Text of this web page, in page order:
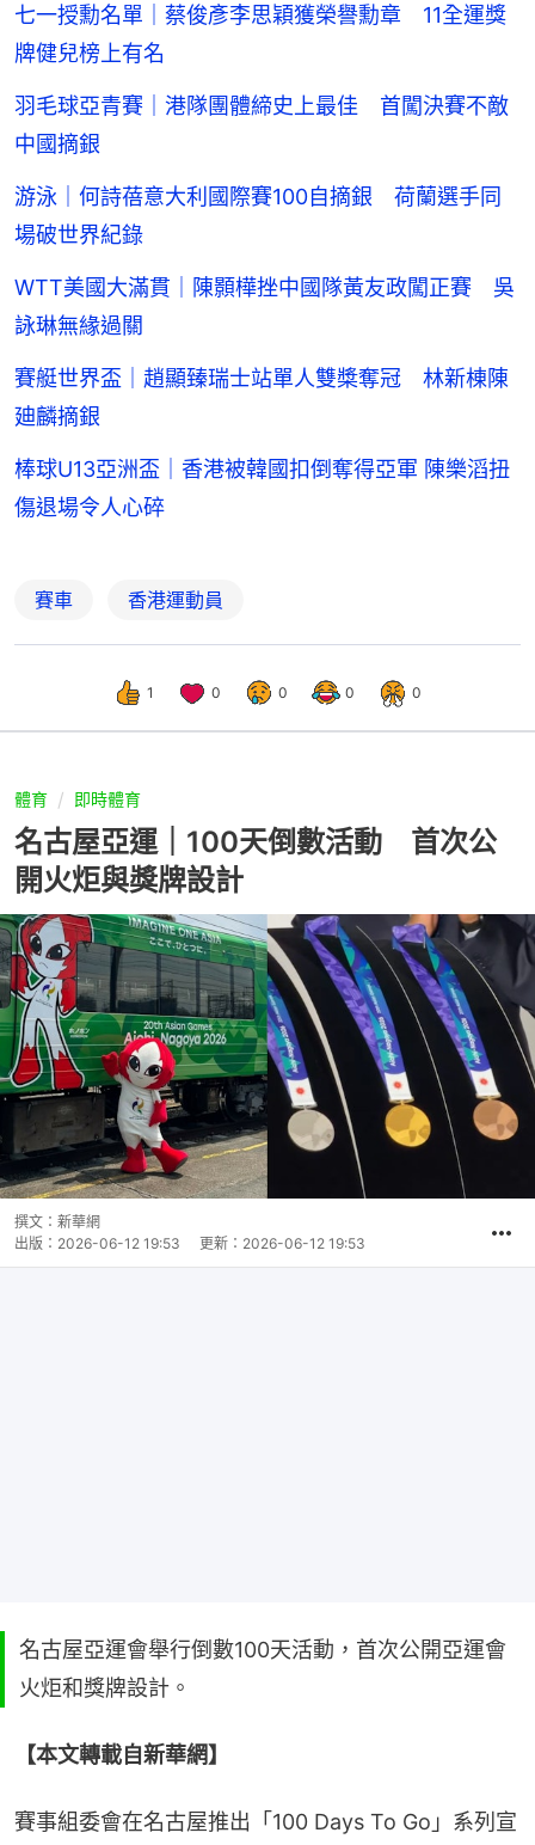
七一授勳名單｜蔡俊彥李思穎獲榮譽勳章 11全運獎
牌健兒榜上有名
羽毛球亞青賽｜港隊團體締史上最佳 首闖決賽不敵
中國摘銀
游泳｜何詩蓓意大利國際賽100自摘銀 荷蘭選手同
場破世界紀錄
WTT美國大滿貫｜陳顥樺挫中國隊黃友政闖正賽 吳
詠琳無緣過關
賽艇世界盃｜趙顯臻瑞士站單人雙槳奪冠 林新棟陳
廸麟摘銀
棒球U13亞洲盃｜香港被韓國扣倒奪得亞軍 陳樂滔扭
傷退場令人心碎
賽車 香港運動員
1 0 0 0 0
體育 即時體育
名古屋亞運｜100天倒數活動 首次公
開火炬與獎牌設計
撰文： 新華網
出版： 2026-06-12 19:53 更新： 2026-06-12 19:53
名古屋亞運會舉行倒數100天活動，首次公開亞運會
火炬和獎牌設計。
【本文轉載自新華網】
賽事組委會在名古屋推出「100 Days To Go」系列宣